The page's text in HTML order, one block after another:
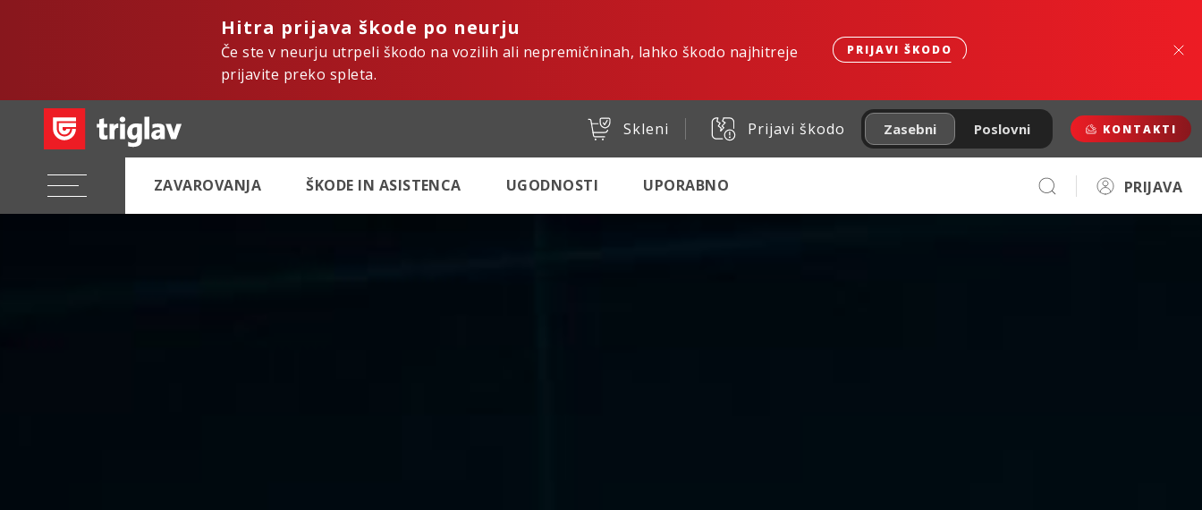
Hitra prijava škode po neurju
Če ste v neurju utrpeli škodo na vozilih ali nepremičninah, lahko škodo najhitreje
prijavite preko spleta.
PRIJAVI ŠKODO
Skleni Prijavi škodo Zasebni Poslovni KONTAKTI
ZAVAROVANJA ŠKODE IN ASISTENCA UGODNOSTI UPORABNO PRIJAVA